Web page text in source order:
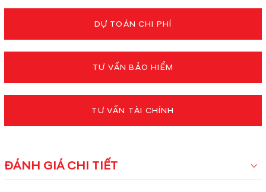
DỰ TOÁN CHI PHÍ
TƯ VẤN BẢO HIỂM
TƯ VẤN TÀI CHÍNH
ĐÁNH GIÁ CHI TIẾT